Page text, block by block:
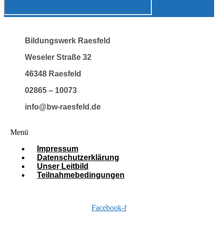
Bildungswerk Raesfeld
Weseler Straße 32
46348 Raesfeld
02865 – 10073
info@bw-raesfeld.de
Menü
Impressum
Datenschutzerklärung
Unser Leitbild
Teilnahmebedingungen
Facebook-f